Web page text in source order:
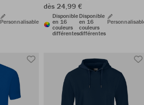
Personnalisable
dès 24,99 €
Disponible
en 16
couleurs
différentes
Disponible
en 16
couleurs
différentes